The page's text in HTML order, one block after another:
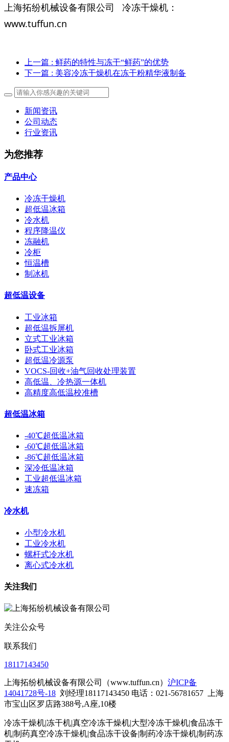
上海拓纷机械设备有限公司 冷冻干燥机：
www.tuffun.cn
上一篇 : 鲜药的特性与冻干“鲜药”的优势
下一篇 : 美容冷冻干燥机在冻干粉精华液制备
新闻资讯
公司动态
行业资讯
为您推荐
产品中心
冷冻干燥机
超低温冰箱
冷水机
程序降温仪
冻融机
冷柜
恒温槽
制冰机
超低温设备
工业冰箱
超低温拆屏机
立式工业冰箱
卧式工业冰箱
超低温冷源泵
VOCS-回收+油气回收处理装置
高低温、冷热源一体机
高精度高低温校准槽
超低温冰箱
-40℃超低温冰箱
-60℃超低温冰箱
-86℃超低温冰箱
深冷低温冰箱
工业超低温冰箱
速冻箱
冷水机
小型冷水机
工业冷水机
螺杆式冷水机
离心式冷水机
关注我们
关注公众号
联系我们
18117143450
上海拓纷机械设备有限公司（www.tuffun.cn） 沪ICP备
14041728号-18 刘经理18117143450 电话：021-56781657
上海
市宝山区罗店路388号,A座,10楼
冷冻干燥机|冻干机|真空冷冻干燥机|大型冷冻干燥机|食品冻干
机|制药真空冷冻干燥机|食品冻干设备|制药冷冻干燥机|制药冻